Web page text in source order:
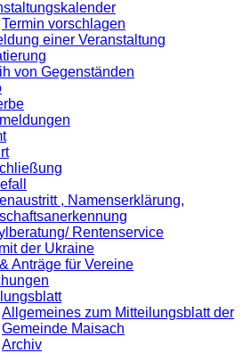
Termin vorschlagen
einer Veranstaltung
von Gegenständen
, Namenserklärung,
Rentenservice
der Ukraine
Anträge für Vereine
Allgemeines zum Mitteilungsblatt der
Gemeinde Maisach
Archiv